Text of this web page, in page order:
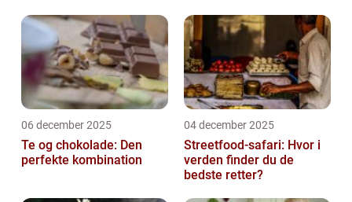
hvad man bør vide, hvis man øns...
06 december 2025
Te og chokolade: Den
perfekte kombination
04 december 2025
Streetfood-safari: Hvor i
verden finder du de
bedste retter?